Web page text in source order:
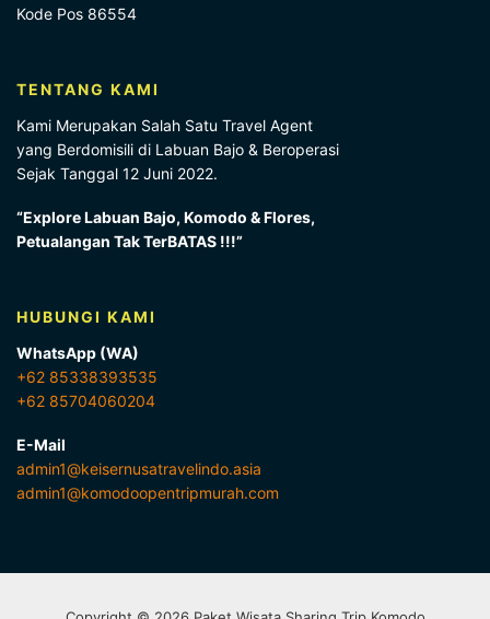
Kode Pos 86554
TENTANG KAMI
Kami Merupakan Salah Satu Travel Agent
yang Berdomisili di Labuan Bajo & Beroperasi
Sejak Tanggal 12 Juni 2022.
“Explore Labuan Bajo, Komodo & Flores,
Petualangan Tak TerBATAS !!!”
HUBUNGI KAMI
WhatsApp (WA)
+62 85338393535
+62 85704060204
E-Mail
admin1@keisernusatravelindo.asia
admin1@komodoopentripmurah.com